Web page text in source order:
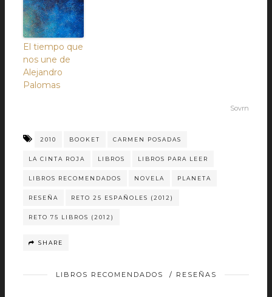
El tiempo que
nos une de
Alejandro
Palomas
Sovrn
2010 BOOKET CARMEN POSADAS
LA CINTA ROJA LIBROS LIBROS PARA LEER
LIBROS RECOMENDADOS NOVELA PLANETA
RESEÑA RETO 25 ESPAÑOLES (2012)
RETO 75 LIBROS (2012)
SHARE
LIBROS RECOMENDADOS / RESEÑAS